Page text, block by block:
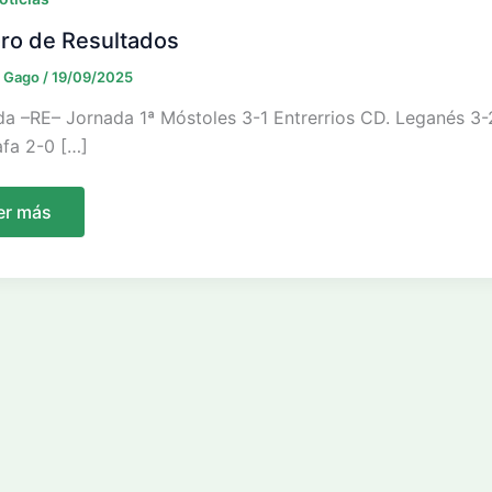
de Resultados
Gago /19/09/2025
–RE– Jornada 1ª Móstoles 3-1 Entrerrios CD. Leganés
2-0 […]
más